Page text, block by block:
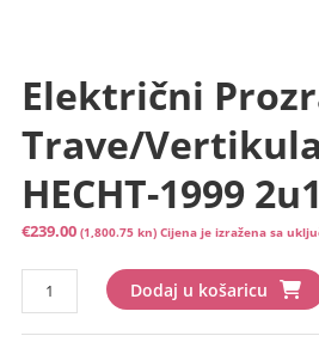
Električni
Trave/
HECHT-1999 2u1
€239.00 (1,800.75 kn) Cijena je izražena sa
Električni
prozračivač
trave/vertikulator
Dodaj u košaricu